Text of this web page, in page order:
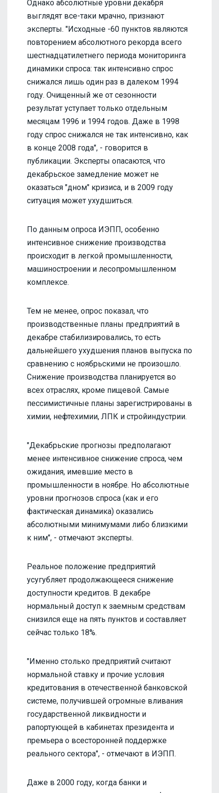
Однако абсолютные уровни декабря
выглядят все-таки мрачно, признают
эксперты. "Исходные -60 пунктов являются
повторением абсолютного рекорда всего
шестнадцатилетнего периода мониторинга
динамики спроса: так интенсивно спрос
снижался лишь один раз в далеком 1994
году. Очищенный же от сезонности
результат уступает только отдельным
месяцам 1996 и 1994 годов. Даже в 1998
году спрос снижался не так интенсивно, как
в конце 2008 года", - говорится в
публикации. Эксперты опасаются, что
декабрьское замедление может не
оказаться "дном" кризиса, и в 2009 году
ситуация может ухудшиться.
По данным опроса ИЭПП, особенно
интенсивное снижение производства
происходит в легкой промышленности,
машиностроении и лесопромышленном
комплексе.
Тем не менее, опрос показал, что
производственные планы предприятий в
декабре стабилизировались, то есть
дальнейшего ухудшения планов выпуска по
сравнению с ноябрьскими не произошло.
Снижение производства планируется во
всех отраслях, кроме пищевой. Самые
пессимистичные планы зарегистрированы в
химии, нефтехимии, ЛПК и стройиндустрии.
"Декабрьские прогнозы предполагают
менее интенсивное снижение спроса, чем
ожидания, имевшие место в
промышленности в ноябре. Но абсолютные
уровни прогнозов спроса (как и его
фактическая динамика) оказались
абсолютными минимумами либо близкими
к ним", - отмечают эксперты.
Реальное положение предприятий
усугубляет продолжающееся снижение
доступности кредитов. В декабре
нормальный доступ к заемным средствам
снизился еще на пять пунктов и составляет
сейчас только 18%.
"Именно столько предприятий считают
нормальной ставку и прочие условия
кредитования в отечественной банковской
системе, получившей огромные вливания
государственной ликвидности и
рапортующей в кабинетах президента и
премьера о всесторонней поддержке
реального сектора", - отмечают в ИЭПП.
Даже в 2000 году, когда банки и